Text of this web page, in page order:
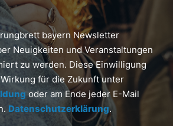
bayern Newsletter
Neuigkeiten und Veranstaltungen
zu werden. Diese Einwilligung
für die Zukunft unter
oder am Ende jeder E-Mail
Datenschutzerklärung.